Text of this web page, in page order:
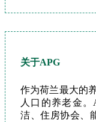
关于APG
作为荷兰最大的
人口的养老金
洁、住房协会、